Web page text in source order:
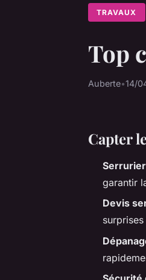
TRAVAUX
Top
Auberte•14/
Capter
garantir
Devis